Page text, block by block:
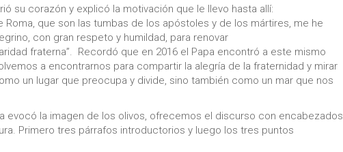
su corazón y explicó la motivación que le llevo hasta allí:
Roma, que son las tumbas de los apóstoles y de los mártires, me he
con gran respeto y humildad, para renovar
fraterna”. Recordó que en 2016 el Papa encontró a este mismo
a encontrarnos para compartir la alegría de la fraternidad y mirar
un lugar que preocupa y divide, sino también como un mar que nos
evocó la imagen de los olivos, ofrecemos el discurso con encabezados
Primero tres párrafos introductorios y luego los tres puntos